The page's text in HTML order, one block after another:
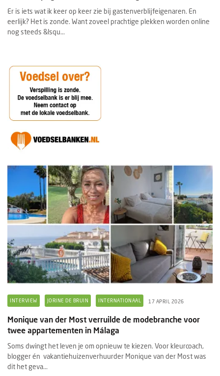
Er is iets wat ik keer op keer zie bij gastenverblijfeigenaren. En
eerlijk? Het is zonde. Want zoveel prachtige plekken worden online
nog steeds &lsqu...
INTERVIEW JORINE DE BRUIN INTERNATIONAAL 17 APRIL 2026
Monique van der Most verruilde de modebranche voor
twee appartementen in Málaga
Soms dwingt het leven je om opnieuw te kiezen. Voor kleurcoach,
blogger én vakantiehuizenverhuurder Monique van der Most was
dit het geva...